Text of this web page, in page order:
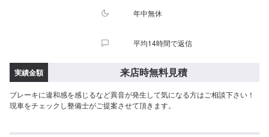
年中無休
平均14時間で返信
実績金額 来店時無料見積
ブレーキに違和感を感じるなど異音が発生して気になる方はご相談下さい！
現車をチェックし整備士がご提案させて頂きます。